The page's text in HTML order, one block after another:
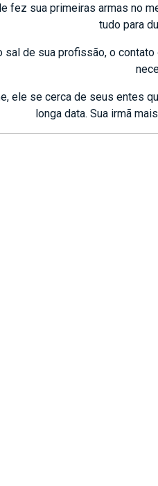
fez sua primeiras armas no
tudo para
sal de sua profissão, o
ele se cerca de seus entes
longa data. Sua irmã